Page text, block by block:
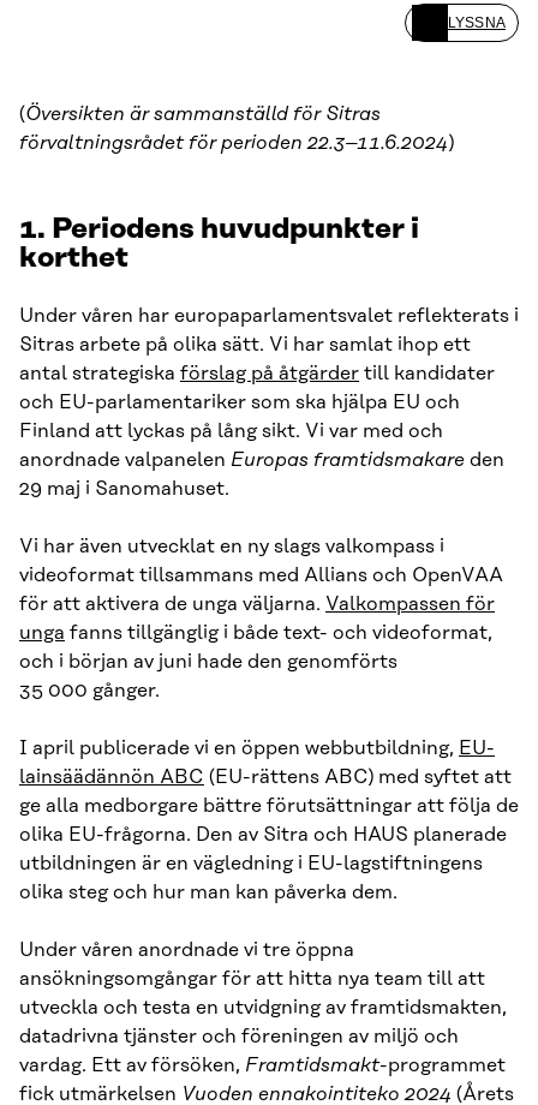
LYSSNA
(Översikten är sammanställd för Sitras
förvaltningsrådet för perioden 22.3–11.6.2024)
1. Periodens huvudpunkter i
korthet
Under våren har europaparlamentsvalet reflekterats i
Sitras arbete på olika sätt. Vi har samlat ihop ett
antal strategiska förslag på åtgärder till kandidater
och EU-parlamentariker som ska hjälpa EU och
Finland att lyckas på lång sikt. Vi var med och
anordnade valpanelen Europas framtidsmakare den
29 maj i Sanomahuset.
Vi har även utvecklat en ny slags valkompass i
videoformat tillsammans med Allians och OpenVAA
för att aktivera de unga väljarna. Valkompassen för
unga fanns tillgänglig i både text- och videoformat,
och i början av juni hade den genomförts
35 000 gånger.
I april publicerade vi en öppen webbutbildning, EU-
lainsäädännön ABC (EU-rättens ABC) med syftet att
ge alla medborgare bättre förutsättningar att följa de
olika EU-frågorna. Den av Sitra och HAUS planerade
utbildningen är en vägledning i EU-lagstiftningens
olika steg och hur man kan påverka dem.
Under våren anordnade vi tre öppna
ansökningsomgångar för att hitta nya team till att
utveckla och testa en utvidgning av framtidsmakten,
datadrivna tjänster och föreningen av miljö och
vardag. Ett av försöken, Framtidsmakt-programmet
fick utmärkelsen Vuoden ennakointiteko 2024 (Årets